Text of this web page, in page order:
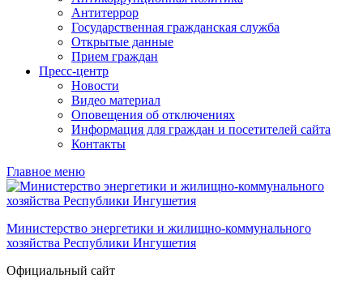
Антитеррор
Государственная гражданская служба
Открытые данные
Прием граждан
Пресс-центр
Новости
Видео материал
Оповещения об отключениях
Информация для граждан и посетителей сайта
Контакты
Главное меню
Министерство энергетики и жилищно-коммунального
хозяйства Республики Ингушетия
Официальный сайт